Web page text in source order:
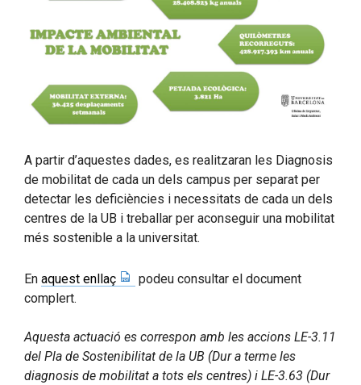
A partir d’aquestes dades, es realitzaran les Diagnosis
de mobilitat de cada un dels campus per separat per
detectar les deficiències i necessitats de cada un dels
centres de la UB i treballar per aconseguir una mobilitat
més sostenible a la universitat.
En aquest enllaç
podeu consultar el document
complert.
Aquesta actuació es correspon amb les accions LE-3.11
del Pla de Sostenibilitat de la UB (Dur a terme les
diagnosis de mobilitat a tots els centres) i LE-3.63 (Dur